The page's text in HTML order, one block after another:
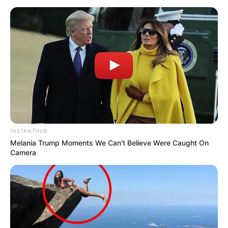
El segundo día,a las 2:00 p. m., la actividad “Baila la
Plaza” se desarrollará con la participación del Picó El
Gran Lobo de Barranquilla, acompañada por una muestra
gastronómica y artesanal. A las 7:00 p. m. en la Plaza de
la Aduana, el evento central contará con las
presentaciones de:
Artista emergente
Aria Vega
Diego Daza
Elvis Crespo
Koffe el Cafetero
Por su parte, el gobernador Yamil Arana
señaló que
Bolívar 1600 es una experiencia cultural con un alcance
INSTANTHUB
Melania Trump Moments We Can't Believe Were Caught On
Camera